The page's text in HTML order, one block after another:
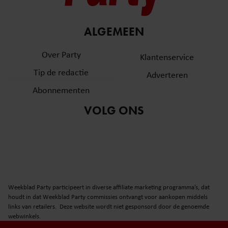
ALGEMEEN
Over Party
Tip de redactie
Abonnementen
Klantenservice
Adverteren
VOLG ONS
Weekblad Party participeert in diverse affiliate marketing programma’s, dat
houdt in dat Weekblad Party commissies ontvangt voor aankopen middels
links van retailers. Deze website wordt niet gesponsord door de genoemde
webwinkels.